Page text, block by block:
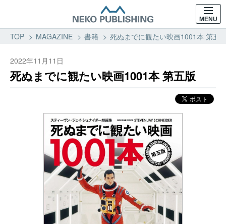
MENU
TOP MAGAZINE 書籍 死ぬまでに観たい映画1001本 第五
2022年11月11日
死ぬまでに観たい映画1001本 第五版